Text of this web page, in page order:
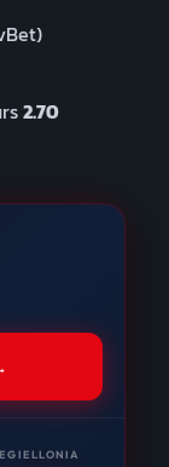
2.70